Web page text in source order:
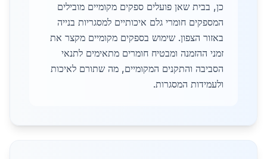
כן, בבית שאן פועלים ספקים מקומיים מובילים
המספקים חומרי גלם איכותיים למסגריות בנייה
באזור הצפון. שימוש בספקים מקומיים מקצר את
זמני ההזמנה ומבטיח חומרים מתאימים לתנאי
הסביבה והתקנים המקומיים, מה שתורם לאיכות
ולעמידות המסגרות.